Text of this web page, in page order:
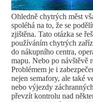
Ohledně chytrých měst
spoléhá na to, že se
zjištěna. Tato otázka se
používáním chytrých
do nákupního centra,
mapu. Nebo po návštěvě
Problémem je i
nejen semafory, ale také
nebo výjezdy
převzít kontrolu nad